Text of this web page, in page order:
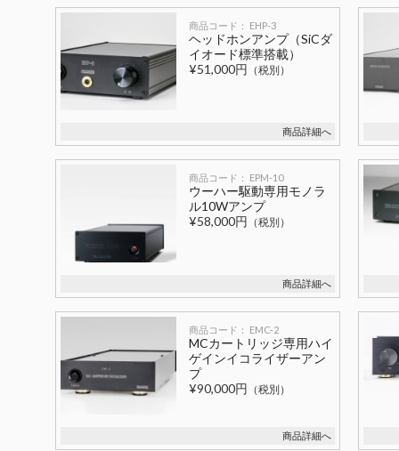
商品コード： EHP-3
ヘッドホンアンプ（SiCダ
イオード標準搭載）
¥51,000円 （税別）
商品詳細へ
商品コード： EPM-10
ウーハー駆動専用モノラ
ル10Wアンプ
¥58,000円 （税別）
商品詳細へ
商品コード： EMC-2
MCカートリッジ専用ハイ
ゲインイコライザーアン
プ
¥90,000円 （税別）
商品詳細へ